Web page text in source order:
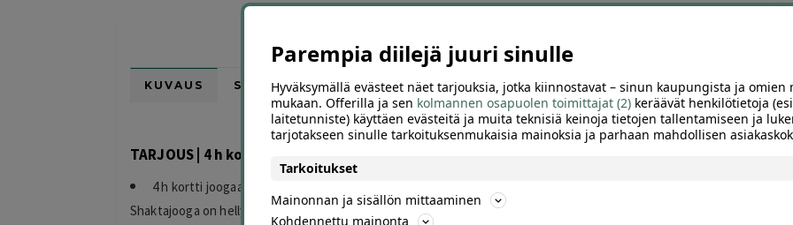
KUVAUS SIJAINTI KARTALLA ARVIOT (0) SUOSITTELE
TARJOUS | 4 h kortti joogaan | Turku
4 h kortti joogaan 19 € (arvo 52 €)
Shaktajooga on hellyydestään tunnettu harjoitus, jonka vaikutukset tuntuvat heti ensimmäisestä
Parempia diilejä juuri sinulle
Hyväksymällä evästeet näet tarjouksia, jotka kiinnostavat – sinun kaupungista ja omien
mukaan. Offerilla ja sen kolmannen osapuolen toimittajat (2) keräävät henkilötietoja
laitetunniste) käyttäen evästeitä ja muita teknisiä keinoja tietojen tallentamiseen ja
tarjotakseen sinulle tarkoituksenmukaisia mainoksia ja parhaan mahdollisen
Tarkoitukset
Mainonnan ja sisällön mittaaminen
Kohdennettu mainonta